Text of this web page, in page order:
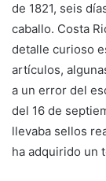
de 1821, seis
caballo. Costa
detalle curioso
artículos,
a un error del
del 16 de
llevaba sellos
ha adquirido un